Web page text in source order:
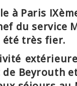
à Paris
du
été très fier.
Beyrouth